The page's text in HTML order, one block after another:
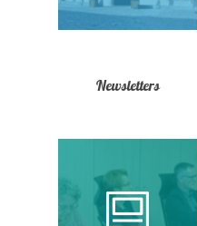
Newsletters